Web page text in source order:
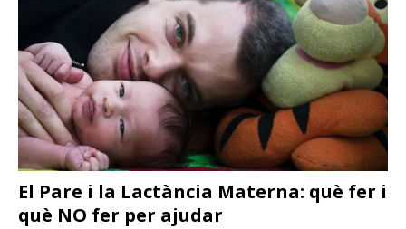
El Pare i la Lactància Materna: què fer i
què NO fer per ajudar